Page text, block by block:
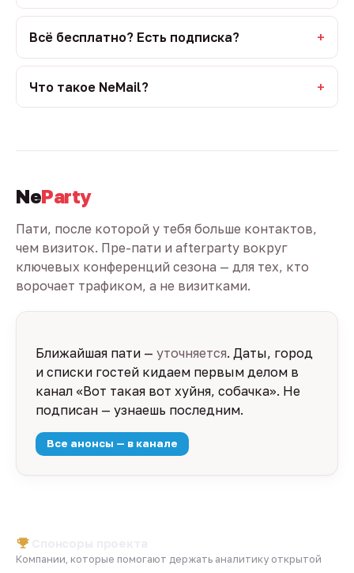
Всё бесплатно? Есть подписка?
Что такое NeMail?
NeParty
Пати, после которой у тебя больше контактов,
чем визиток. Пре-пати и afterparty вокруг
ключевых конференций сезона — для тех, кто
ворочает трафиком, а не визитками.
Ближайшая пати — уточняется. Даты, город
и списки гостей кидаем первым делом в
канал «Вот такая вот хуйня, собачка». Не
подписан — узнаешь последним.
Все анонсы — в канале
Компании, которые помогают держать аналитику открытой